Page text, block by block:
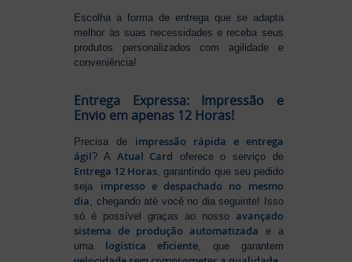
Escolha a forma de entrega que se adapta
melhor às suas necessidades e receba seus
produtos personalizados com agilidade e
conveniência!
Entrega Expressa: Impressão e
Envio em apenas 12 Horas!
Precisa de impressão rápida e entrega
ágil? A Atual Card oferece o serviço de
Entrega 12 Horas , garantindo que seu pedido
seja impresso e despachado no mesmo
dia , chegando até você no dia seguinte! Isso
só é possível graças ao nosso avançado
sistema de produção automatizada e a
uma logística eficiente , que garantem